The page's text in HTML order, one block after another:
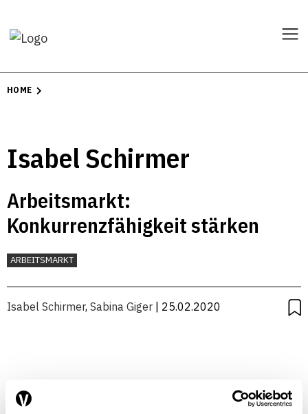
HOME
Isabel Schirmer
Arbeitsmarkt:
Konkurrenzfähigkeit stärken
ARBEITSMARKT
Isabel Schirmer, Sabina Giger | 25.02.2020